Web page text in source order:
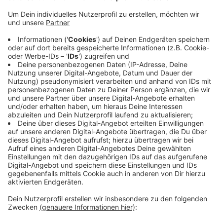
Anzeige
Aktuell werde das Handynetz auf dem Land zwar
immer besser, es sei aber immer noch nicht so gut, wie
es sein sollte. Die Telekom in Bonn, aber auch
Vodafone und Telefónica seien ihrer Pflicht zum
Ausbau noch nicht nachgekommen. Bis Anfang dieses
Jahres hätten 500 Funklöcher geschlossen werden
müssen - weder das Bonner
Telekommunikationsunternehmen noch die anderen
beiden seien dabei "zu hundert Prozent erfolgreich
gewesen".
Anzeige